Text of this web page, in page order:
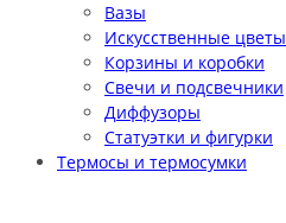
Вазы
Искусственные цветы
Корзины и коробки
Свечи и подсвечники
Диффузоры
Статуэтки и фигурки
Термосы и термосумки